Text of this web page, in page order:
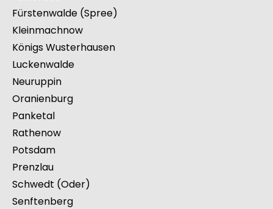
Fürstenwalde (Spree)
Kleinmachnow
Königs Wusterhausen
Luckenwalde
Neuruppin
Oranienburg
Panketal
Rathenow
Potsdam
Prenzlau
Schwedt (Oder)
Senftenberg